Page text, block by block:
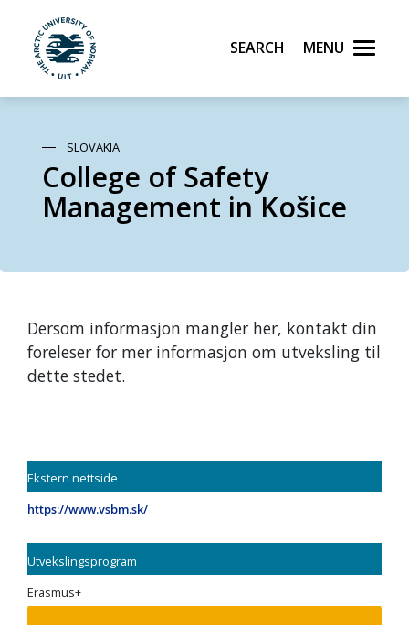
Skip to main content
UiT The Arctic University of Norway
Search Menu
SLOVAKIA
College of Safety
Management in Košice
Dersom informasjon mangler her, kontakt din
foreleser for mer informasjon om utveksling til
dette stedet.
Ekstern nettside
https://www.vsbm.sk/
Utvekslingsprogram
Erasmus+